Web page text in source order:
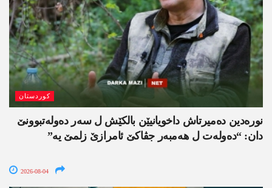
کوردستان
نورەدین دەمیرتاش داخویانیێن بالکێش ل سەر دەولەتبوونێ
دان: “دەولەت ل ھەمبەر جڤاکێ ئامرازێ زلمێ یە”
2026-08-04